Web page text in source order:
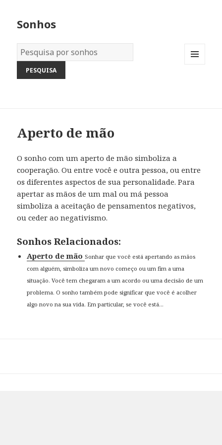
Sonhos
Dicionário
dos
Sonhos:
Aperto de mão
O sonho com um aperto de mão simboliza a
cooperação. Ou entre você e outra pessoa, ou entre
os diferentes aspectos de sua personalidade. Para
apertar as mãos de um mal ou má pessoa
simboliza a aceitação de pensamentos negativos,
ou ceder ao negativismo.
Sonhos Relacionados:
Aperto de mãoSonhar que você está apertando as mãos
com alguém, simboliza um novo começo ou um fim a uma
situação. Você tem chegaram a um acordo ou uma decisão de um
problema. O sonho também pode significar que você é acolher
algo novo na sua vida. Em particular, se você está...